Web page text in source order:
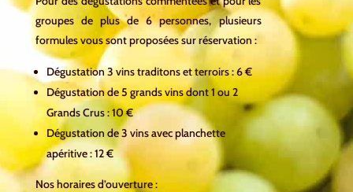
groupes de plus de 6 personnes, plusieurs
formules vous sont proposées sur réservation :
Dégustation 3 vins traditons et terroirs : 6 €
Dégustation de 5 grands vins dont 1 ou 2
Grands Crus : 10 €
Dégustation de 3 vins avec planchette
apéritive : 12 €
Nos horaires d’ouverture :